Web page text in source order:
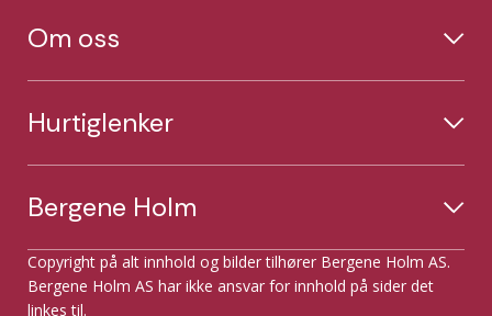
Om oss
Hurtiglenker
Bergene Holm
Copyright på alt innhold og bilder tilhører Bergene Holm AS.
Bergene Holm AS har ikke ansvar for innhold på sider det
linkes til.